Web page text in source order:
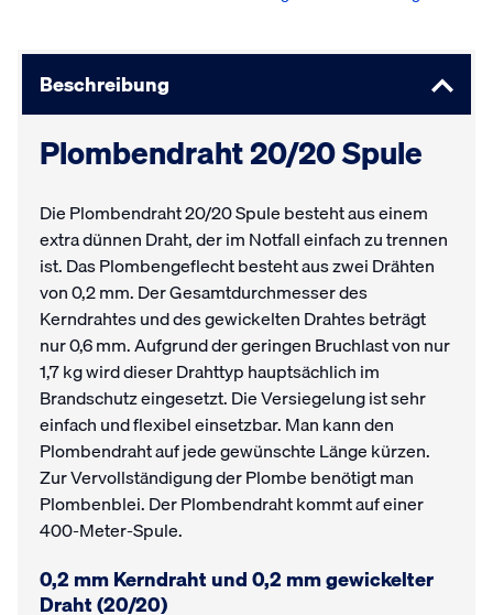
Beschreibung
Plombendraht 20/20 Spule
Die Plombendraht 20/20 Spule besteht aus einem
extra dünnen Draht, der im Notfall einfach zu trennen
ist. Das Plombengeflecht besteht aus zwei Drähten
von 0,2 mm. Der Gesamtdurchmesser des
Kerndrahtes und des gewickelten Drahtes beträgt
nur 0,6 mm. Aufgrund der geringen Bruchlast von nur
1,7 kg wird dieser Drahttyp hauptsächlich im
Brandschutz eingesetzt. Die Versiegelung ist sehr
einfach und flexibel einsetzbar. Man kann den
Plombendraht auf jede gewünschte Länge kürzen.
Zur Vervollständigung der Plombe benötigt man
Plombenblei. Der Plombendraht kommt auf einer
400-Meter-Spule.
0,2 mm Kerndraht und 0,2 mm gewickelter
Draht (20/20)